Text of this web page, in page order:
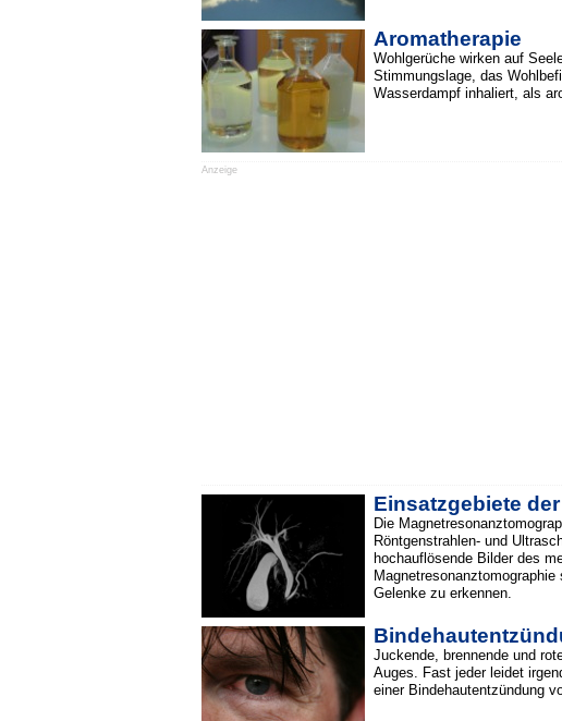
Aromatherapie
Wohlgerüche wirken auf
Stimmungslage, das
Wasserdampf inhaliert, als
Anzeige
Einsatzgebiete
Die
Röntgenstrahlen- und
hochauflösende Bilder des
Gelenke zu erkennen.
Juckende, brennende und
Auges. Fast jeder leidet
einer Bindehautentzündung